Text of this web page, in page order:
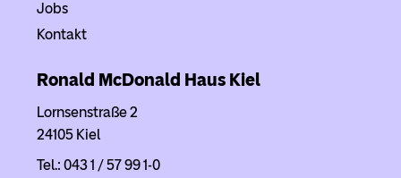
Jobs
Kontakt
Ronald McDonald Haus Kiel
Lornsenstraße 2
24105 Kiel
Tel.: 043 1 / 57 99 1-0